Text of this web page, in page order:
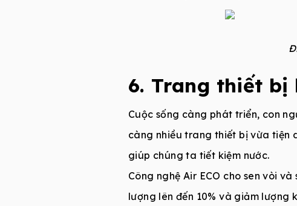
6. Trang thiết
Cuộc sống càng phát triển, con
càng nhiều trang thiết bị vừa tiện
giúp chúng ta tiết kiệm nước.
Công nghệ Air ECO cho sen vòi
lượng lên đến 10% và giảm lượng